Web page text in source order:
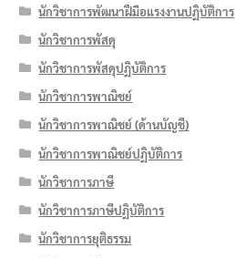
นักวิชาการพัฒนาฝีมือแรงงานปฏิบัติการ
นักวิชาการพัสดุ
นักวิชาการพัสดุปฏิบัติการ
นักวิชาการพาณิชย์
นักวิชาการพาณิชย์ (ด้านบัญชี)
นักวิชาการพาณิชย์ปฏิบัติการ
นักวิชาการภาษี
นักวิชาการภาษีปฏิบัติการ
นักวิชาการยุติธรรม